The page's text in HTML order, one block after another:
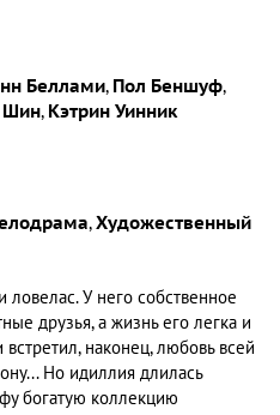
Беллами, Пол Беншуф,
Шин, Кэтрин Уинник
,Художественный
ловелас. У него собственное
друзья, а жизнь его легка и
наконец, любовь всей
Но идиллия длилась
богатую коллекцию